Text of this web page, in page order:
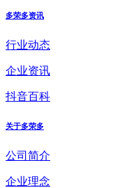
多荣多资讯
行业动态
企业资讯
抖音百科
关于多荣多
公司简介
企业理念